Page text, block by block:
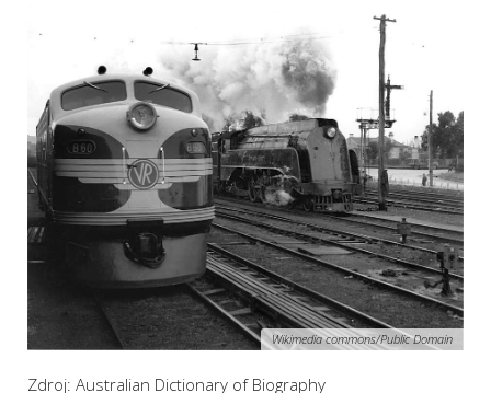
Wikimedia commons/Public Domain
Zdroj: Australian Dictionary of Biography